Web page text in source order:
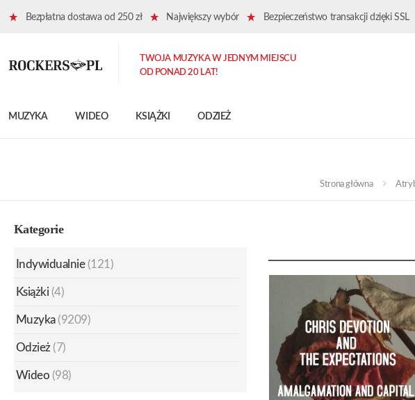
Bezpłatna dostawa od 250 zł Największy wybór Bezpieczeństwo transakcji dzięki SSL
MUZYKA WIDEO KSIĄŻKI ODZIEŻ
TWOJA MUZYKA W JEDNYM MIEJSCU
OD PONAD 20 LAT!
Strona główna
Kategorie
Indywidualnie (121)
Książki (4)
Muzyka (9209)
Odzież (7)
Wideo (98)